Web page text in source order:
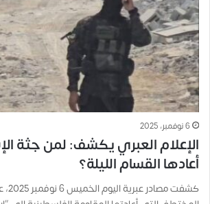
6 نوفمبر، 2025
الإعلام العبري يكشف: لمن جثة
أعادها القسام الليلة؟
كشفت